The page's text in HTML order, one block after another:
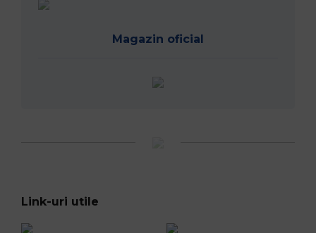
Magazin oficial
Link-uri utile